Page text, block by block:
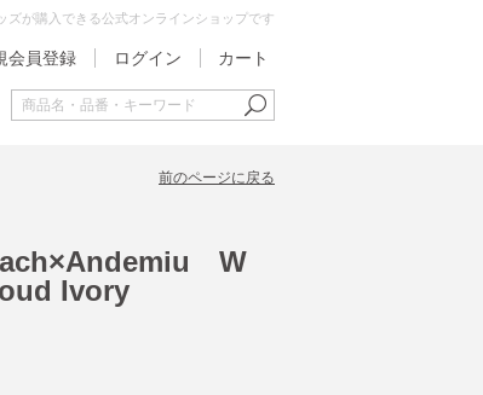
ズが購入できる公式オンラインショップです
会員登録 ログイン カート
前のページに戻る
W
Ivory